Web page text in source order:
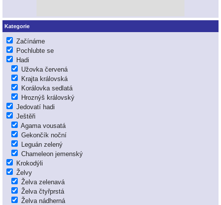
Kategorie
Začínáme
Pochlubte se
Hadi
Užovka červená
Krajta královská
Korálovka sedlatá
Hroznýš královský
Jedovatí hadi
Ještěři
Agama vousatá
Gekončík noční
Leguán zelený
Chameleon jemenský
Krokodýli
Želvy
Želva zelenavá
Želva čtyřprstá
Želva nádherná